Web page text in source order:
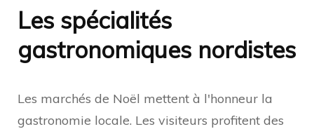
Les spécialités
gastronomiques nordistes
Les marchés de Noël mettent à l'honneur la
gastronomie locale. Les visiteurs profitent des